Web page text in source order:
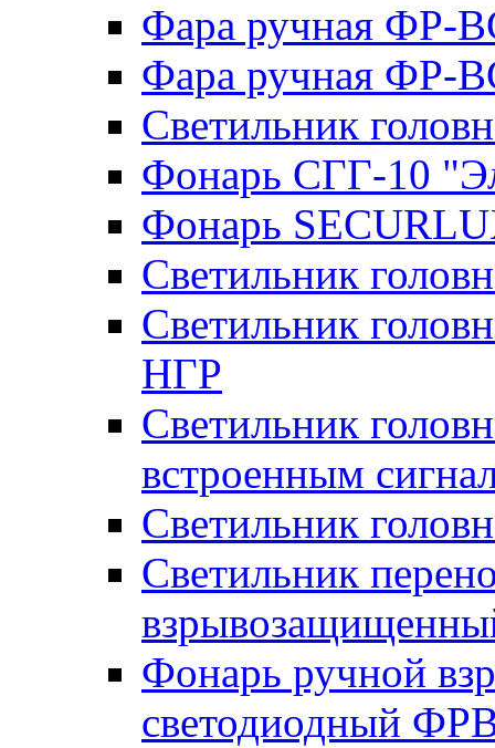
Фара ручная ФР-
Фара ручная ФР-
Светильник
Фонарь СГГ-10
Фонарь
Светильник
Светильник
НГР
Светильник
встроенным
Светильник
Светильник
Фонарь ручной
светодиодный